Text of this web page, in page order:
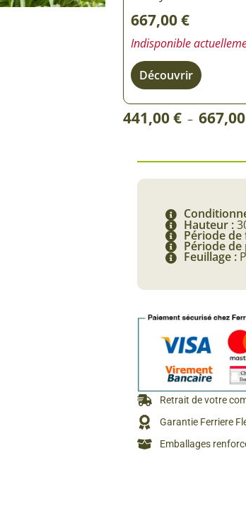
667,00€
Indisponible
Découvrir
441,00€ – 667,00
Hauteur :
Période
Période
Feuillage :
Retrait de votre
Garantie Ferriere
Emballages